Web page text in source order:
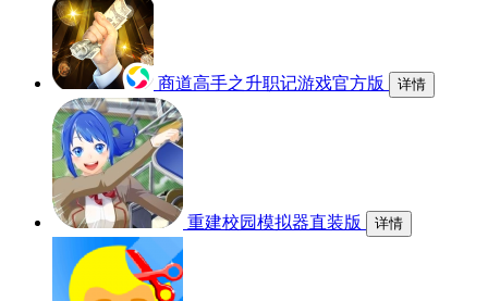
商道高手之升职记游戏官方版 详情
重建校园模拟器直装版 详情